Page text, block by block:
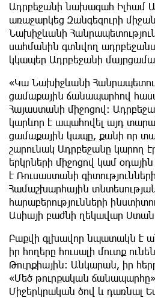
Ադրբեջանի նախագահ Իլհամ
առաջարկեց Զանգեզուրի
Նախիջևանի
սահմանին գտնվող
կկապեր Ադրբեջանի
«Կա Նախիջևանի
ցամաքային ճանապարհով
Հայաստանի միջոցով։
կարևոր է ապահովել այդ
ցամաքային կապը, քանի որ
շարունակ Ադրբեջանը կարող
երկրների միջոցով կամ
է Ռուսաստանի
Համաշխարհային
հարաբերությունների
Ասիայի բաժնի ղեկավար
Բաքվի գլխավոր նպատակն է
իր հողերը հուսալի մուտք
Թուրքիային։ Անկարան, իր
«Մեծ թուրքական
Միջերկրական ծով և դառնալ